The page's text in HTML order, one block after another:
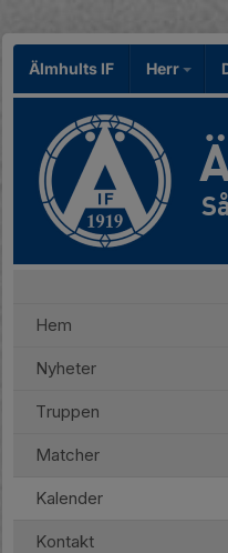
Älmhults IF Herr
Hem
Nyheter
Truppen
Matcher
Kalender
Kontakt